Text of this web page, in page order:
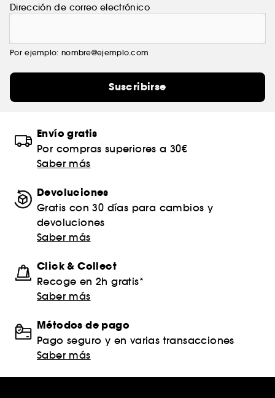
Dirección de correo electrónico
Por ejemplo: nombre@ejemplo.com
Suscribirse
Envío gratis
Por compras superiores a 30€
Saber más
Devoluciones
Gratis con 30 días para cambios y
devoluciones
Saber más
Click & Collect
Recoge en 2h gratis*
Saber más
Métodos de pago
Pago seguro y en varias transacciones
Saber más